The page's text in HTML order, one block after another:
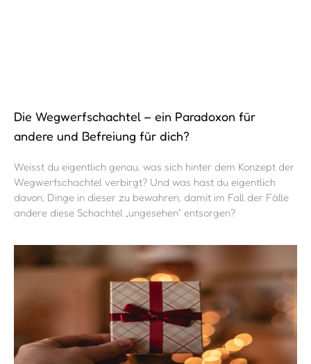
Die Wegwerfschachtel – ein Paradoxon für
andere und Befreiung für dich?
Weisst du eigentlich genau, was sich hinter dem Konzept der
Wegwerfschachtel verbirgt? Und was hast du eigentlich
davon, Dinge in dieser zu bewahren, damit im Fall der Fälle
andere diese Schachtel „ungesehen“ entsorgen?